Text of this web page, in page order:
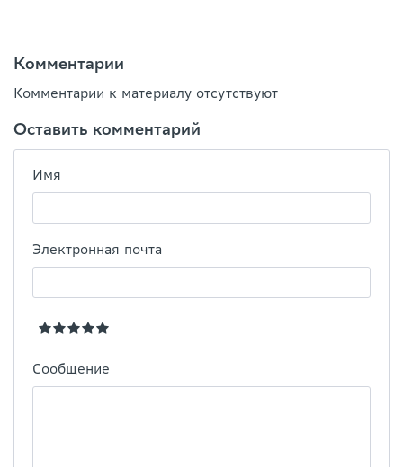
Комментарии
Комментарии к материалу отсутствуют
Оставить комментарий
Имя
Электронная почта
Сообщение